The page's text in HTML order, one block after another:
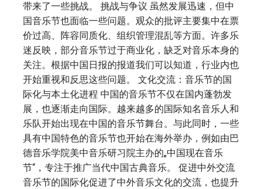
带来了一些挑战。 挑战与争议 虽然发展迅速，但中
国音乐节也面临一些问题。观众的批评主要集中在票
价过高、阵容同质化、组织管理混乱等方面。许多乐
迷反映，部分音乐节过于商业化，缺乏对音乐本身的
关注。根据中国日报的报道我们可以知道，行业内也
开始重视和反思这些问题。 文化交流：音乐节的国
际化与本土化进程 中国的音乐节不仅在国内蓬勃发
展，也逐渐走向国际。越来越多的国际知名音乐人和
乐队开始出现在中国的音乐节舞台。与此同时，一些
具有中国特色的音乐节也开始在海外举办，例如由巴
德音乐学院美中音乐研习院主办的„中国现在音乐
节“，专注于推广当代中国古典音乐。 促进中外交流
音乐节的国际化促进了中外音乐文化的交流，也提升